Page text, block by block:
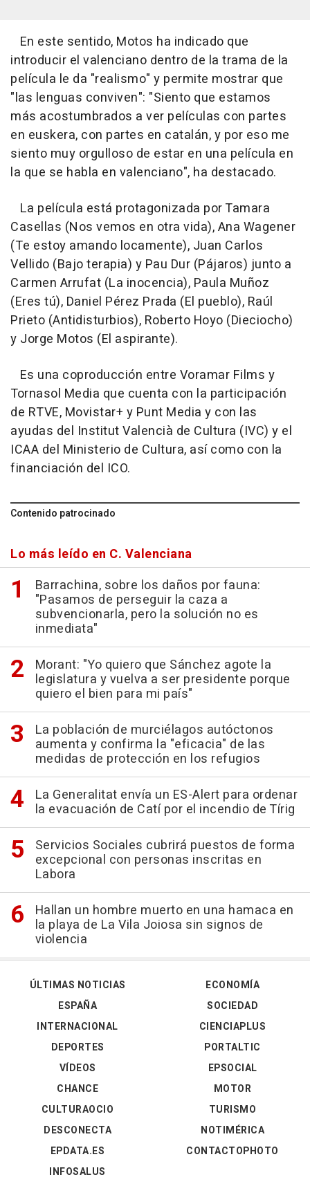
En este sentido, Motos ha indicado que
introducir el valenciano dentro de la trama de la
película le da "realismo" y permite mostrar que
"las lenguas conviven": "Siento que estamos
más acostumbrados a ver películas con partes
en euskera, con partes en catalán, y por eso me
siento muy orgulloso de estar en una película en
la que se habla en valenciano", ha destacado.
La película está protagonizada por Tamara
Casellas (Nos vemos en otra vida), Ana Wagener
(Te estoy amando locamente), Juan Carlos
Vellido (Bajo terapia) y Pau Dur (Pájaros) junto a
Carmen Arrufat (La inocencia), Paula Muñoz
(Eres tú), Daniel Pérez Prada (El pueblo), Raúl
Prieto (Antidisturbios), Roberto Hoyo (Dieciocho)
y Jorge Motos (El aspirante).
Es una coproducción entre Voramar Films y
Tornasol Media que cuenta con la participación
de RTVE, Movistar+ y Punt Media y con las
ayudas del Institut Valencià de Cultura (IVC) y el
ICAA del Ministerio de Cultura, así como con la
financiación del ICO.
Contenido patrocinado
Lo más leído en C. Valenciana
Barrachina, sobre los daños por fauna:
"Pasamos de perseguir la caza a
subvencionarla, pero la solución no es
inmediata"
Morant: "Yo quiero que Sánchez agote la
legislatura y vuelva a ser presidente porque
quiero el bien para mi país"
La población de murciélagos autóctonos
aumenta y confirma la "eficacia" de las
medidas de protección en los refugios
La Generalitat envía un ES-Alert para ordenar
la evacuación de Catí por el incendio de Tírig
Servicios Sociales cubrirá puestos de forma
excepcional con personas inscritas en
Labora
Hallan un hombre muerto en una hamaca en
la playa de La Vila Joiosa sin signos de
violencia
ÚLTIMAS NOTICIAS
ESPAÑA
INTERNACIONAL
DEPORTES
VÍDEOS
ECONOMÍA
SOCIEDAD
CIENCIAPLUS
PORTALTIC
EPSOCIAL
CHANCE
CULTURAOCIO
DESCONECTA
EPDATA.ES
INFOSALUS
MOTOR
TURISMO
NOTIMÉRICA
CONTACTOPHOTO